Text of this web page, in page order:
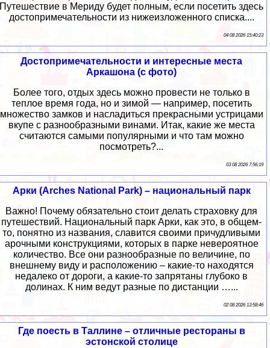
Путешествие в Мериду будет полным, если посетить здесь
достопримечательности из нижеизложенного списка....
04 08 2026 15:40:23
Достопримечательности и интересные места
Аркашона (с фото)
Более того, отдых здесь можно провести не только в
теплое время года, но и зимой — например, посетить
множество замков и насладиться прекрасными устрицами
вкупе с разнообразными винами. Итак, какие же места
считаются самыми популярными и что там можно
посмотреть?...
03 08 2026 7:56:19
Арки (Arches National Park) – национальный парк
Важно! Почему обязательно стоит делать страховку для
путешествий. Национальный парк Арки, как это, в общем-
то, понятно из названия, славится своими причудливыми
арочными конструкциями, которых в парке невероятное
количество. Все они разнообразные по величине, по
внешнему виду и расположению – какие-то находятся
недалеко от дороги, а какие-то запрятаны глубоко в
долинах. К ним ведут разные по дистанции …...
02 08 2026 13:58:46
Где поесть в Таллине – отличные рестораны в
эстонской столице